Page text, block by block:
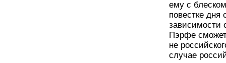
ему с
повестке дня
зависимости
Пэрфе
не
случае